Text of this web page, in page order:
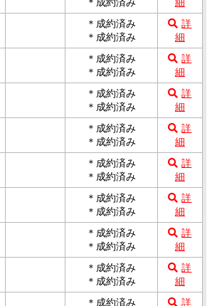
＊成約済み
＊成約済み
詳
細
＊成約済み
＊成約済み
詳
細
＊成約済み
＊成約済み
詳
細
＊成約済み
＊成約済み
詳
細
＊成約済み
＊成約済み
詳
細
＊成約済み
＊成約済み
詳
細
＊成約済み
＊成約済み
詳
細
＊成約済み
＊成約済み
詳
細
＊成約済み
詳